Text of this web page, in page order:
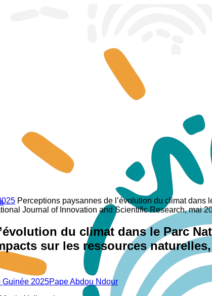
Perceptions paysannes de l’évolution du climat
Journal of Innovation and Scientific Research, mai
du climat dans le Parc
sur les ressources
Guinée 2025Pape Abdou Ndour